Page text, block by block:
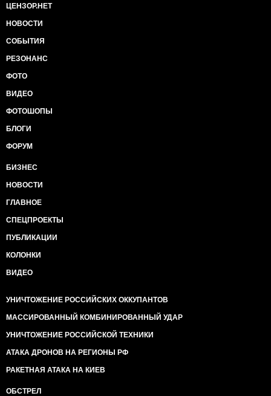
ЦЕНЗОР.НЕТ
НОВОСТИ
СОБЫТИЯ
РЕЗОНАНС
ФОТО
ВИДЕО
ФОТОШОПЫ
БЛОГИ
ФОРУМ
БИЗНЕС
НОВОСТИ
ГЛАВНОЕ
СПЕЦПРОЕКТЫ
ПУБЛИКАЦИИ
КОЛОНКИ
ВИДЕО
УНИЧТОЖЕНИЕ РОССИЙСКИХ ОККУПАНТОВ
МАССИРОВАННЫЙ КОМБИНИРОВАННЫЙ УДАР
УНИЧТОЖЕНИЕ РОССИЙСКОЙ ТЕХНИКИ
АТАКА ДРОНОВ НА РЕГИОНЫ РФ
РАКЕТНАЯ АТАКА НА КИЕВ
ОБСТРЕЛ